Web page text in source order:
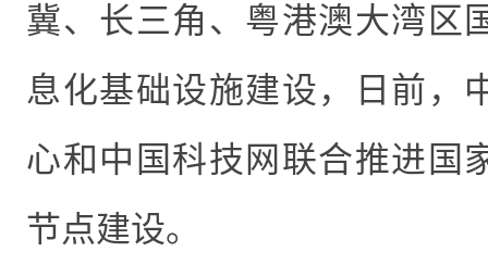
冀、长三角、粤港澳大湾区
息化基础设施建设，日前，
心和 中国科技网 联合推进 国
节点建设。